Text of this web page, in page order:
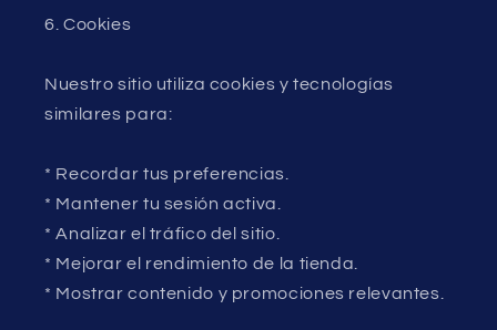
6. Cookies
Nuestro sitio utiliza cookies y tecnologías
similares para:
* Recordar tus preferencias.
* Mantener tu sesión activa.
* Analizar el tráfico del sitio.
* Mejorar el rendimiento de la tienda.
* Mostrar contenido y promociones relevantes.